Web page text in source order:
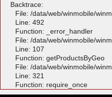
Backtrace:
File: /data/web/winmobile/
Line: 492
Function: _error_handler
File: /data/web/winmobile/
Line: 107
Function: getProductsByGeo
File: /data/web/winmobile/
Line: 321
Function: require_once